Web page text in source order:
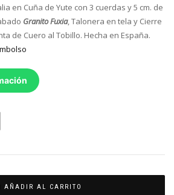
en Cuña de Yute con 3 cuerdas y 5 cm. de
Granito Fuxia, Talonera en tela y Cierre
de Cuero al Tobillo. Hecha en España.
AÑADIR AL CARRITO